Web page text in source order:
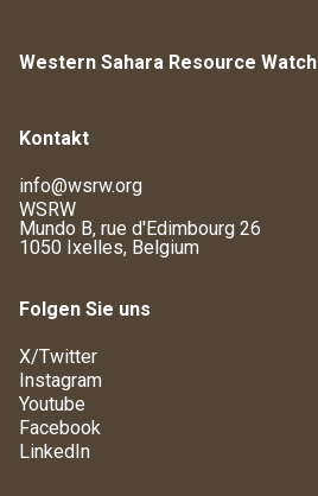
Western Sahara Resource Watch
Kontakt
info@wsrw.org
WSRW
Mundo B, rue d'Edimbourg 26
1050 Ixelles, Belgium
Folgen Sie uns
X/Twitter
Instagram
Youtube
Facebook
LinkedIn